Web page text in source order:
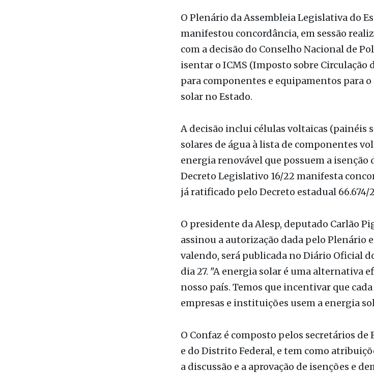
para componentes e equipamentos para
solar no Estado.
A decisão inclui células voltaicas (painéis
solares de água à lista de componentes
energia renovável que possuem a isenção
já ratificado pelo Decreto estadual 66.674/
O presidente da Alesp, deputado Carlão
assinou a autorização dada pelo Plenário
valendo, será publicada no Diário Oficial
nosso país. Temos que incentivar que
empresas e instituições usem a energia
O Confaz é composto pelos secretários de
e do Distrito Federal, e tem como
a discussão e a aprovação de isenções e
Energia solar